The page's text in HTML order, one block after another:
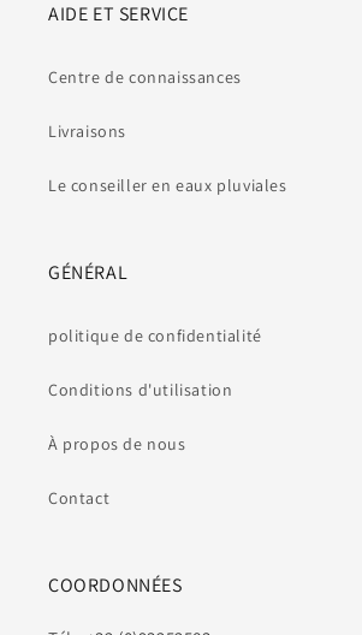
AIDE ET SERVICE
Centre de connaissances
Livraisons
Le conseiller en eaux pluviales
GÉNÉRAL
politique de confidentialité
Conditions d'utilisation
À propos de nous
Contact
COORDONNÉES